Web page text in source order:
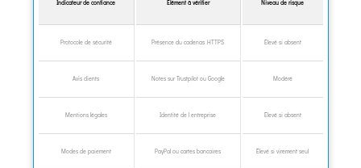
Indicateur de confiance Élément à vérifier Niveau de risque
Protocole de sécurité Présence du cadenas HTTPS Élevé si absent
Avis clients Notes sur Trustpilot ou Google Modéré
Mentions légales Identité de l entreprise Élevé si absent
Modes de paiement PayPal ou cartes bancaires Élevé si virement seul